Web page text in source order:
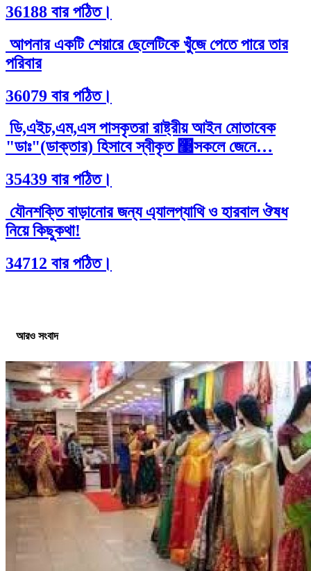
36188 বার পঠিত।
আপনার একটি শেয়ারে ছেলেটিকে খুঁজে পেতে পারে তার
পরিবার
36079 বার পঠিত।
ডি,এইচ,এম,এস পাসকৃতরা রাষ্ট্রীয় আইন মোতাবেক
"ডাঃ"(ডাক্তার) হিসাবে স্বীকৃত ঳সকলে জেনে…
35439 বার পঠিত।
যৌনশক্তি বাড়ানোর জন্য এ্যালপ্যাথি ও হারবাল ঔষধ
নিয়ে কিছুকথা!
34712 বার পঠিত।
আরও সংবাদ